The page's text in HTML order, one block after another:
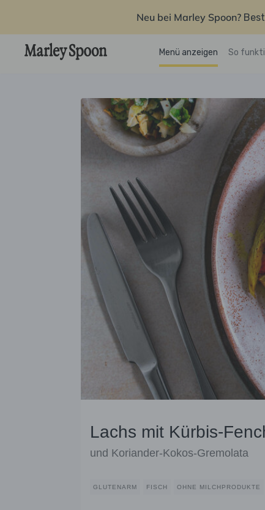
Neu bei Marley Spoon?
Menü anzeigen So
Lachs mit Kürbis-
und Koriander-Kokos-Gremolata
GLUTENARM FISCH OHNE MILCHPRODUKTE